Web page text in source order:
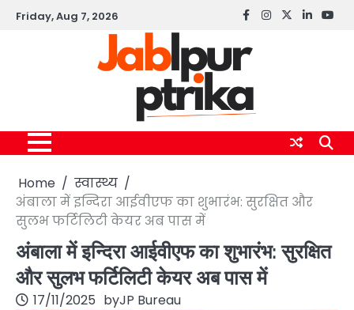
SkipFriday, Aug 7, 2026 Facebook
instagram
twitterlinkedin
Home
स्वास्थ्य
अंबाला में इन्दिरा आईवीएफ का शुभारंभ: सुरक्षित और
सुलभ फर्टिलिटी केयर अब पास में
अंबाला में इन्दिरा आईवीएफ का शुभारंभ: सुरक्षित
और सुलभ फर्टिलिटी केयर अब पास में
17/11/2025 byJP Bureau